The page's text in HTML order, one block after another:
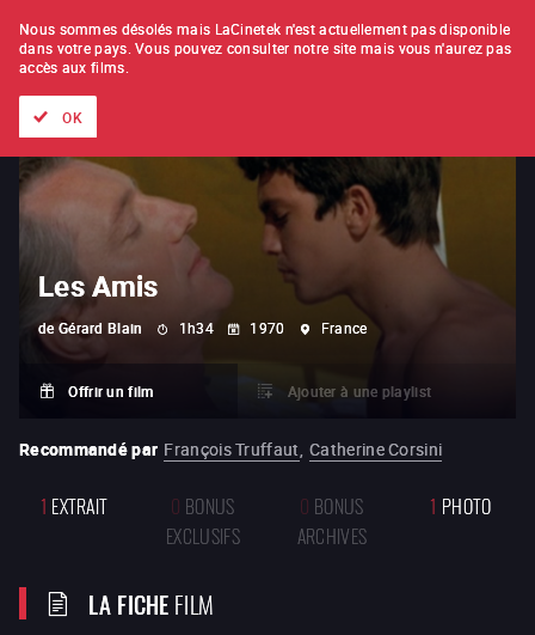
À L'UNITÉ ABONNEMENT
Les Amis
de Gérard Blain 1h34 1970 France
Offrir un film Ajouter à une playlist
Recommandé par François Truffaut, Catherine Corsini
1 EXTRAIT 0 BONUS
EXCLUSIFS
0 BONUS
ARCHIVES
1 PHOTO
LA FICHEFILM
Nous sommes désolés mais LaCinetek n'est actuellement pas disponible
dans votre pays. Vous pouvez consulter notre site mais vous n'aurez pas
accès aux films.
OK